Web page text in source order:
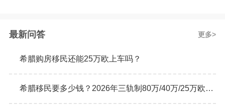
最新问答 更多
希腊购房移民还能25万欧上车吗？
希腊移民要多少钱？2026年三轨制80万/40万/25万欧元购房门槛详解